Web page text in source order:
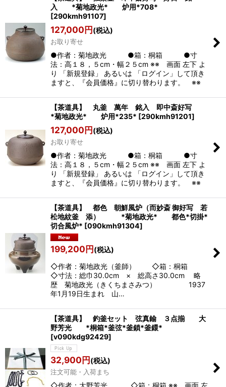
入 *菊地政光* 炉用*708*
[290kmh91107]
127,000円(税込)
お取り寄せ
●作者：菊地政光 ●箱：桐箱 ●寸
法：高１８，５cm・幅２５cm ※※ 画面 左下 よ
り 「新規登録」 あるいは 「ログイン」して頂き
ますと、『会員価格』に切り替わります。 ※※
【茶道具】 丸釜 萬年 銘入 即中斎好写
*菊地政光* 炉用*235* [290kmh91201]
127,000円(税込)
お取り寄せ
●作者：菊地政光 ●箱：桐箱 ●寸
法：高１８，５cm・幅２５cm ※※ 画面 左下 よ
り 「新規登録」 あるいは 「ログイン」して頂き
ますと、『会員価格』に切り替わります。 ※※
【茶道具】 都色 朝鮮風炉（而妙斎 御好写 若
松地紋釜 添） *菊地政光* 都色*切掛*
切合風炉* [090kmh91304]
199,200円(税込)
◇作者：菊地政光（釜師） ◇箱：桐箱
◇寸法：総巾30.0cm × 総高さ30.0cm 略
歴 菊地政光（きくちまさみつ） 1937
年1月19日生まれ 山…
【茶道具】 釣釜セット 弦真鍮 ３点揃 大
野芳光 *桐箱*釜弦*釜鎖*釜鐶*
[v090kdg92429]
32,900円(税込)
注文可能・入荷まち
◇作者：大野芳光 ◇箱：桐箱 ※※ 画面 左